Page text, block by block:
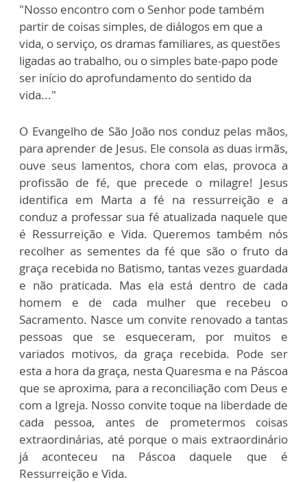
"Nosso encontro com o Senhor pode também
partir de coisas simples, de diálogos em que a
vida, o serviço, os dramas familiares, as questões
ligadas ao trabalho, ou o simples bate-papo pode
ser início do aprofundamento do sentido da
vida..."
O Evangelho de São João nos conduz pelas mãos,
para aprender de Jesus. Ele consola as duas irmãs,
ouve seus lamentos, chora com elas, provoca a
profissão de fé, que precede o milagre! Jesus
identifica em Marta a fé na ressurreição e a
conduz a professar sua fé atualizada naquele que
é Ressurreição e Vida. Queremos também nós
recolher as sementes da fé que são o fruto da
graça recebida no Batismo, tantas vezes guardada
e não praticada. Mas ela está dentro de cada
homem e de cada mulher que recebeu o
Sacramento. Nasce um convite renovado a tantas
pessoas que se esqueceram, por muitos e
variados motivos, da graça recebida. Pode ser
esta a hora da graça, nesta Quaresma e na Páscoa
que se aproxima, para a reconciliação com Deus e
com a Igreja. Nosso convite toque na liberdade de
cada pessoa, antes de prometermos coisas
extraordinárias, até porque o mais extraordinário
já aconteceu na Páscoa daquele que é
Ressurreição e Vida.